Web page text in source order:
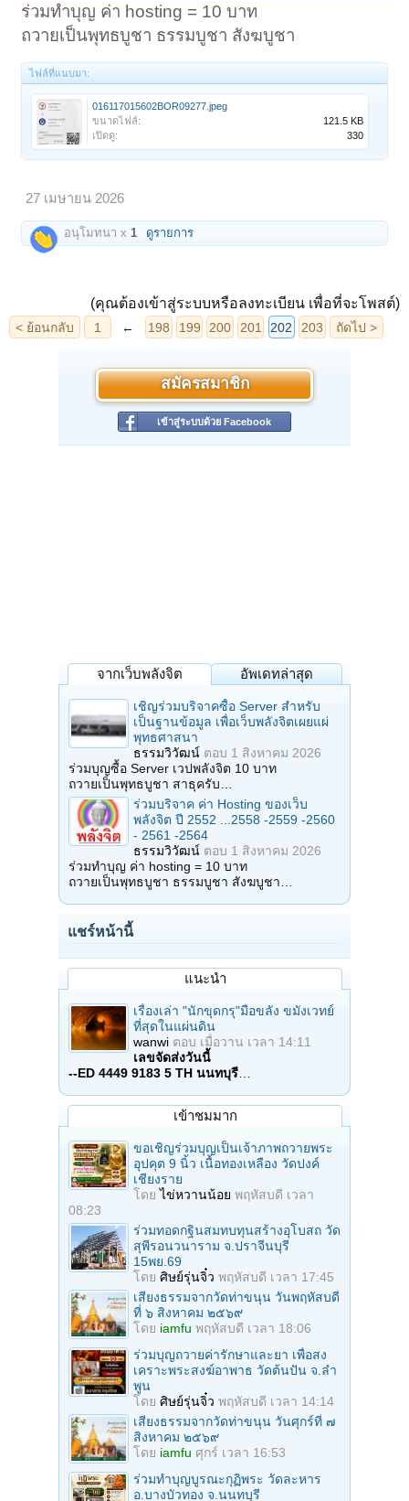
ร่วมทำบุญ ค่า hosting = 10 บาท
ถวายเป็นพุทธบูชา ธรรมบูชา สังฆบูชา
ไฟล์ที่แนบมา:
016117015602BOR09277.jpeg
ขนาดไฟล์:
121.5 KB
เปิดดู:
330
27 เมษายน 2026
อนุโมทนา x 1 ดูรายการ
(คุณต้องเข้าสู่ระบบหรือลงทะเบียน เพื่อที่จะโพสต์)
สมัครสมาชิก
เข้าสู่ระบบด้วย Facebook
จากเว็บพลังจิต อัพเดทล่าสุด
เชิญร่วมบริจาคซื้อ Server สำหรับ
เป็นฐานข้อมูล เพื่อเว็บพลังจิตเผยแผ่
พุทธศาสนา
ธรรมวิวัฒน์ ตอบ 1 สิงหาคม 2026
ร่วมบุญซื้อ Server เวปพลังจิต 10 บาท
ถวายเป็นพุทธบูชา สาธุครับ…
ร่วมบริจาค ค่า Hosting ของเว็บ
พลังจิต ปี 2552 ...2558 -2559 -2560
- 2561 -2564
ธรรมวิวัฒน์ ตอบ 1 สิงหาคม 2026
ร่วมทำบุญ ค่า hosting = 10 บาท
ถวายเป็นพุทธบูชา ธรรมบูชา สังฆบูชา…
แชร์หน้านี้
แนะนำ
เรื่องเล่า "นักขุดกรุ"มือขลัง ขมังเวทย์
ที่สุดในแผ่นดิน
wanwi ตอบ เมื่อวาน เวลา 14:11
เลขจัดส่งวันนี้
--ED 4449 9183 5 TH นนทบุรี
เข้าชมมาก
ขอเชิญร่วมบุญเป็นเจ้าภาพถวายพระ
อุปคุต 9 นิ้ว เนื้อทองเหลือง วัดปงค์
เชียงราย
โดยไข่หวานน้อย พฤหัสบดี เวลา
08:23
ร่วมทอดกฐินสมทบทุนสร้างอุโบสถ วัด
สุพีรอนวนาราม จ.ปราจีนบุรี
15พย.69
โดย ศิษย์รุ่นจิ๋ว พฤหัสบดี เวลา 17:45
เสียงธรรมจากวัดท่าขนุน วันพฤหัสบดี
ที่ ๖ สิงหาคม ๒๕๖๙
โดย iamfu พฤหัสบดี เวลา 18:06
ร่วมบุญถวายค่ารักษาและยา เพื่อสง
เคราะพระสงฆ์อาพาธ วัดต้นปัน จ.ลํา
พูน
โดย ศิษย์รุ่นจิ๋ว พฤหัสบดี เวลา 14:14
เสียงธรรมจากวัดท่าขนุน วันศุกร์ที่ ๗
สิงหาคม ๒๕๖๙
โดย iamfu ศุกร์ เวลา 16:53
ร่วมทําบุญบูรณะกุฏิพระ วัดละหาร
อ.บางบัวทอง จ.นนทบุรี